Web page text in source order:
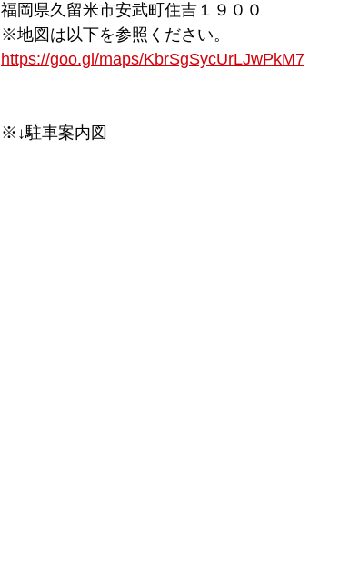
福岡県久留米市安武町住吉１９００
※地図は以下を参照ください。
https://goo.gl/maps/KbrSgSycUrLJwPkM7
※↓駐車案内図